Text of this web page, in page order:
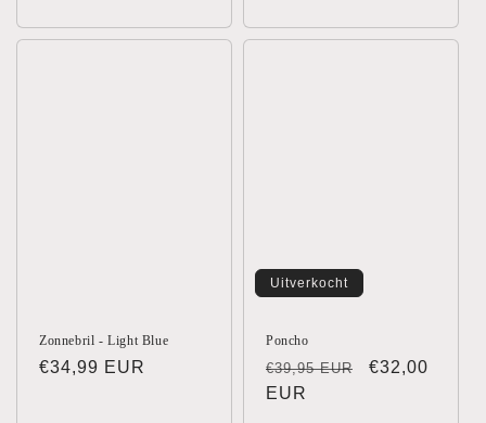
Zonnebril - Light Blue
Normale
€34,99 EUR
Uitverkocht
Poncho
Normale
prijs
€39,95 EUR
€32,00
EUR